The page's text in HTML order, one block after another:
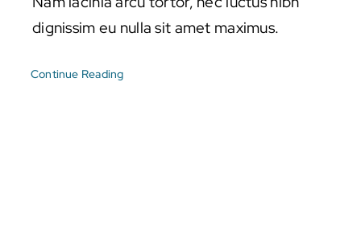
dignissim eu nulla sit amet maximus.
Continue Reading